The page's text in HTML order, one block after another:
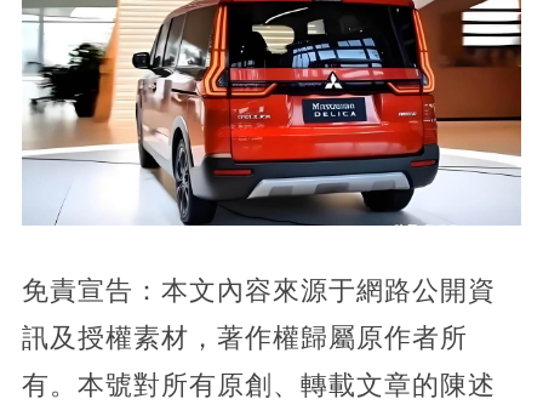
免責宣告：本文內容來源于網路公開資
訊及授權素材，著作權歸屬原作者所
有。本號對所有原創、轉載文章的陳述